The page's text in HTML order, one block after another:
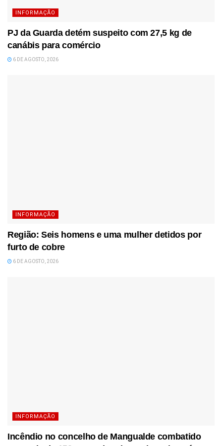
INFORMAÇÃO
PJ da Guarda detém suspeito com 27,5 kg de
canábis para comércio
6 DE AGOSTO, 2026
INFORMAÇÃO
Região: Seis homens e uma mulher detidos por
furto de cobre
6 DE AGOSTO, 2026
INFORMAÇÃO
Incêndio no concelho de Mangualde combatido